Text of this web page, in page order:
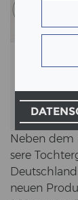
Neben
se­re
neuen